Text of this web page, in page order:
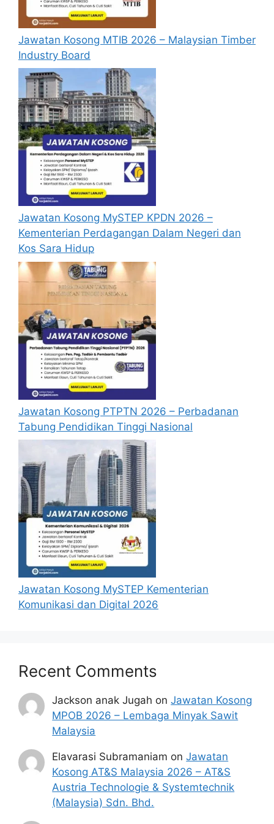
semasa membuat permohonan.
Pemohon yang telah mendaftar dan
memohon jawatan yang disenaraikan
tidak perlu lagi memohon semula
sekiranya tempoh permohonan masih
sah.
Sebelum membuat permohonan sila
pastikan andalogin/register
mengisi segala maklumat yang diminta
dengan lengkap dan tepat.
Perlu diingatkan, hanya pemohon yang
layak sahaja akan dipanggil ke
temuduga. Sila lengkapkan dan
kemaskini maklumat anda yang telah
didaftarkan. Permohonan yang tidak
menerima sebarang jawapan selepas 6
bulandari tarikh iklan ditutup hendaklah
menganggap permohonan mereka tidak
berjaya.
Mohon Online
Jawatan Kosong MTIB 2026 – Malaysian Timber
Industry Board
Jawatan Kosong MySTEP KPDN 2026 –
Kementerian Perdagangan Dalam Negeri dan
Kos Sara Hidup
Jawatan Kosong PTPTN 2026 – Perbadanan
Tabung Pendidikan Tinggi Nasional
Jawatan Kosong MySTEP Kementerian
Komunikasi dan Digital 2026
Recent Comments
Jackson anak Jugah onJawatan Kosong
MPOB 2026 – Lembaga Minyak Sawit
Malaysia
Elavarasi Subramaniam onJawatan
Kosong AT&S Malaysia 2026 – AT&S
Austria Technologie & Systemtechnik
(Malaysia) Sdn. Bhd.